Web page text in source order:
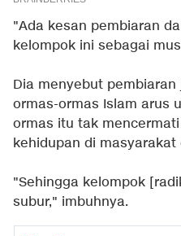
"Ada kesan pembiaran
kelompok ini sebagai
Dia menyebut
ormas-ormas Islam arus
ormas itu tak
kehidupan di masyarakat
"Sehingga kelompok
subur," imbuhnya.